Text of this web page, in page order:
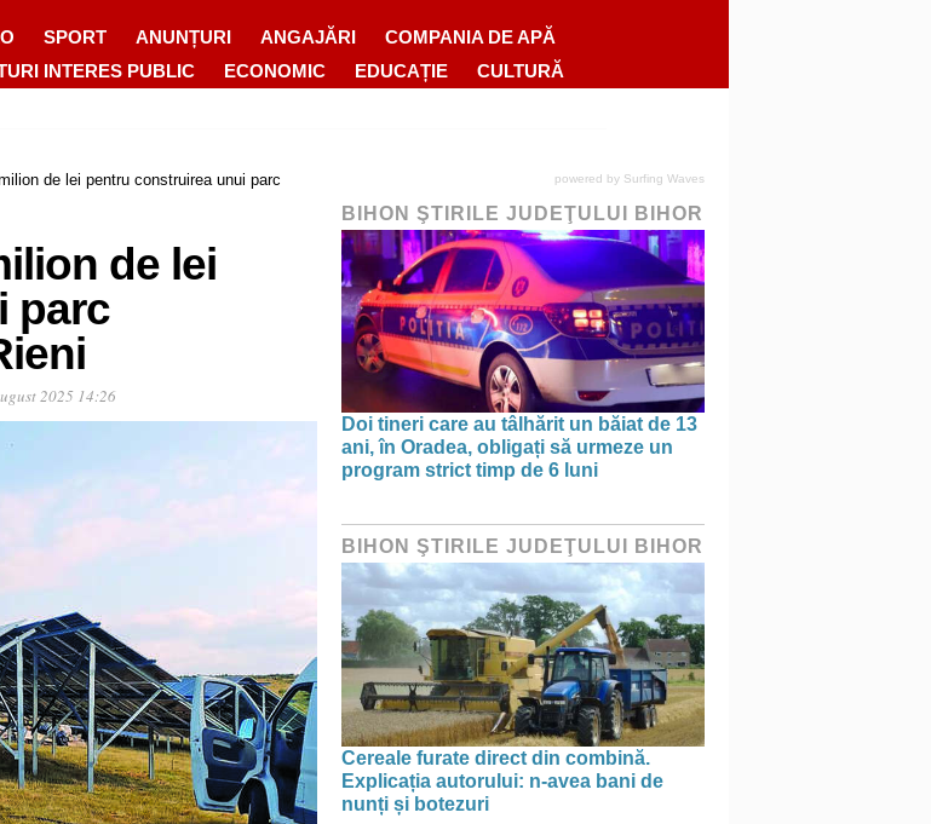
SPORT ANUNȚURI ANGAJĂRI
COMPANIA DE APĂ
INTERES PUBLIC ECONOMIC EDUCAȚIE CULTURĂ
de lei pentru construirea unui parc
de lei
parc
2025 14:26
powered by Surfing Waves
BIHON ŞTIRILE JUDEŢULUI BIHOR
Doi tineri care au tâlhărit un băiat de 13
ani, în Oradea, obligați să urmeze un
program strict timp de 6 luni
BIHON ŞTIRILE JUDEŢULUI BIHOR
Cereale furate direct din combină.
Explicația autorului: n-avea bani de
nunți și botezuri